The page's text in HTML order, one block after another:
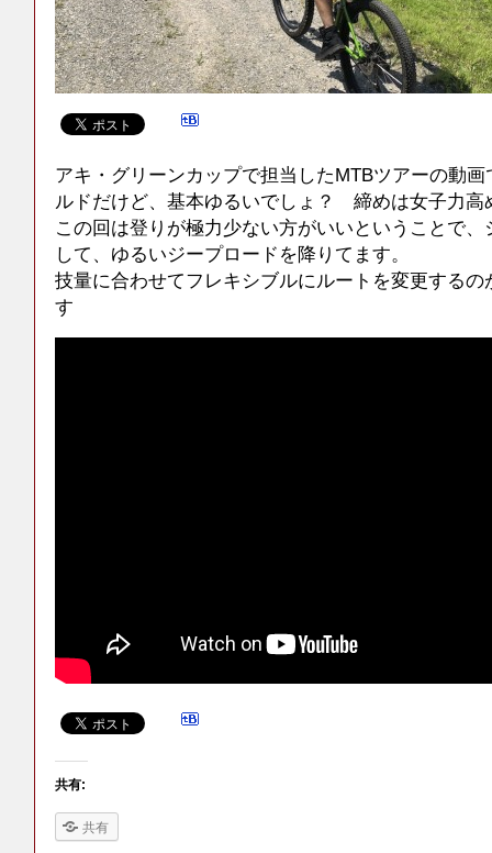
アキ・グリーンカップで担当したMTBツアーの動
ルドだけど、基本ゆるいでしょ？ 締めは女子力高
この回は登りが極力少ない方がいいということで
して、ゆるいジープロードを降りてます。
技量に合わせてフレキシブルにルートを変更するの
す
共有:
共有